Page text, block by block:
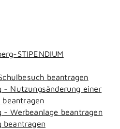
STIPENDIUM
beantragen
- Nutzungsänderung einer
- Werbeanlage beantragen
beantragen